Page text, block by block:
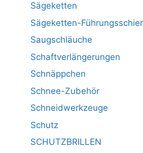
Sägeketten
Sägeketten-
Saugschläuche
Schaftverlängerungen
Schnäppchen
Schnee-Zubehör
Schneidwerkzeuge
Schutz
SCHUTZBRILLEN